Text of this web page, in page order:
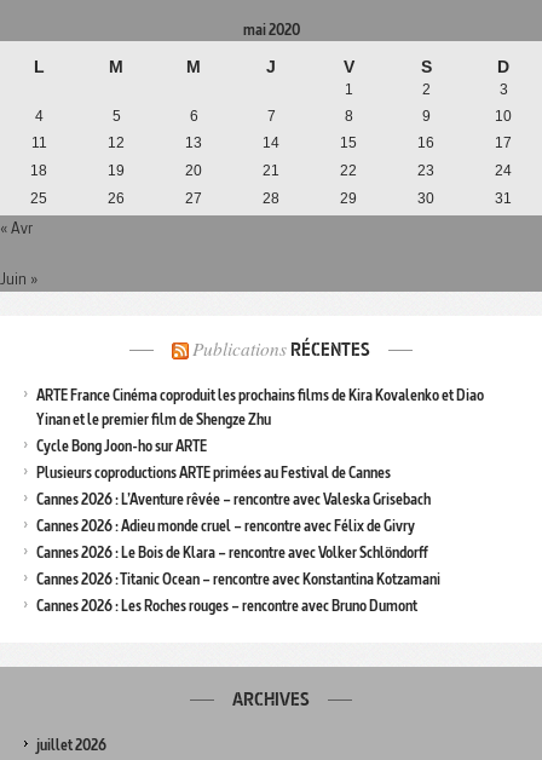
mai 2020
L M M J V S D
1 2
3
4
5 6 7 8 9
10
11
12 13 14 15 16
17
18
19 20 21 22 23
24
25
26 27 28 29 30 31
« Avr
Juin »
Publications RÉCENTES
ARTE France Cinéma coproduit les prochains films de Kira Kovalenko et Diao
Yinan et le premier film de Shengze Zhu
Cycle Bong Joon-ho sur ARTE
Plusieurs coproductions ARTE primées au Festival de Cannes
Cannes 2026 : L’Aventure rêvée – rencontre avec Valeska Grisebach
Cannes 2026 : Adieu monde cruel – rencontre avec Félix de Givry
Cannes 2026 : Le Bois de Klara – rencontre avec Volker Schlöndorff
Cannes 2026 : Titanic Ocean – rencontre avec Konstantina Kotzamani
Cannes 2026 : Les Roches rouges – rencontre avec Bruno Dumont
ARCHIVES
juillet 2026